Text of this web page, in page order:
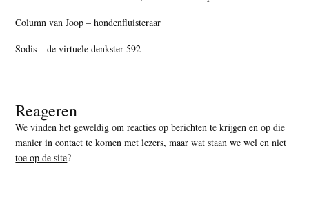
Column van Joop – hondenfluisteraar
Sodis – de virtuele denkster 592
Reageren
We vinden het geweldig om reacties op berichten te krijgen en op die
manier in contact te komen met lezers, maarwat staan we wel en niet
toe op de site?